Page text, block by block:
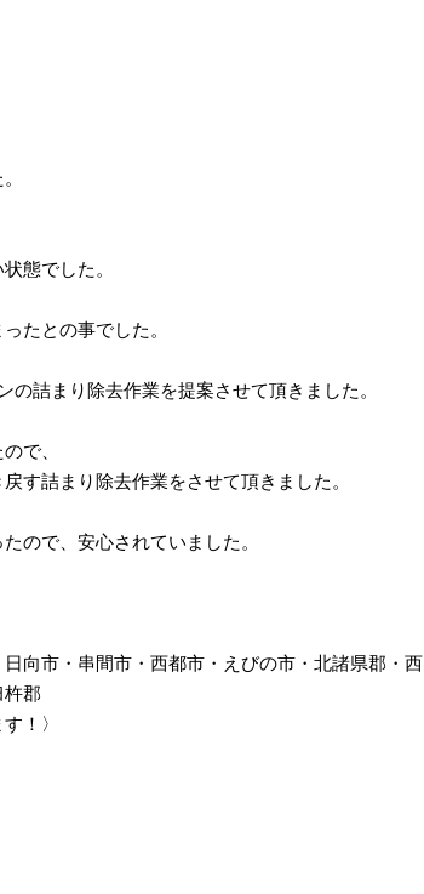
態でした。
たとの事でした。
詰まり除去作業を提案させて頂きました。
で、
す詰まり除去作業をさせて頂きました。
ので、安心されていました。
向市・串間市・西都市・えびの市・北諸県郡・西
郡
！〉